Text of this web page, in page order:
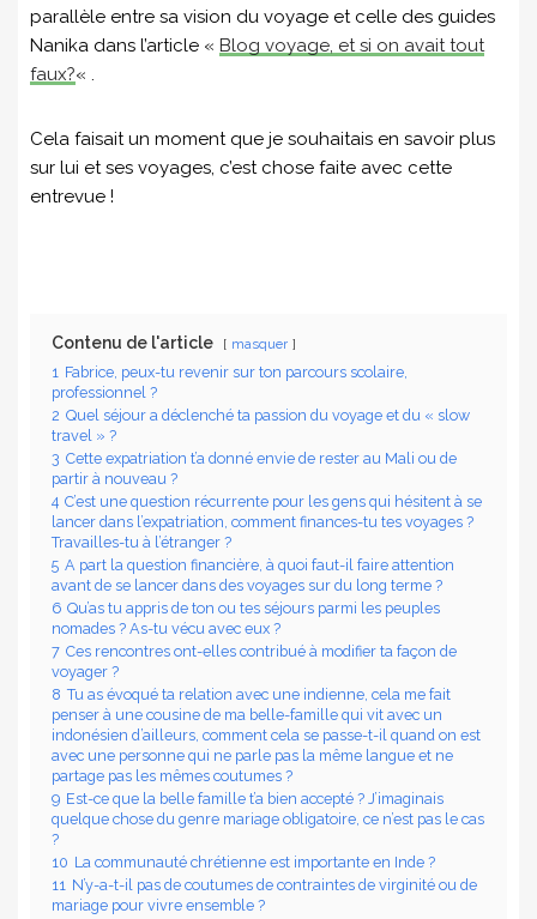
parallèle entre sa vision du voyage et celle des guides
Nanika dans l’article « Blog voyage, et si on avait tout
faux?« .
Cela faisait un moment que je souhaitais en savoir plus
sur lui et ses voyages, c’est chose faite avec cette
entrevue !
Contenu de l'article masquer
1 Fabrice, peux-tu revenir sur ton parcours scolaire,
professionnel ?
2 Quel séjour a déclenché ta passion du voyage et du « slow
travel » ?
3 Cette expatriation t’a donné envie de rester au Mali ou de
partir à nouveau ?
4 C’est une question récurrente pour les gens qui hésitent à se
lancer dans l’expatriation, comment finances-tu tes voyages ?
Travailles-tu à l’étranger ?
5 A part la question financière, à quoi faut-il faire attention
avant de se lancer dans des voyages sur du long terme ?
6 Qu’as tu appris de ton ou tes séjours parmi les peuples
nomades ? As-tu vécu avec eux ?
7 Ces rencontres ont-elles contribué à modifier ta façon de
voyager ?
8 Tu as évoqué ta relation avec une indienne, cela me fait
penser à une cousine de ma belle-famille qui vit avec un
indonésien d’ailleurs, comment cela se passe-t-il quand on est
avec une personne qui ne parle pas la même langue et ne
partage pas les mêmes coutumes ?
9 Est-ce que la belle famille t’a bien accepté ? J’imaginais
quelque chose du genre mariage obligatoire, ce n’est pas le cas
?
10 La communauté chrétienne est importante en Inde ?
11 N’y-a-t-il pas de coutumes de contraintes de virginité ou de
mariage pour vivre ensemble ?